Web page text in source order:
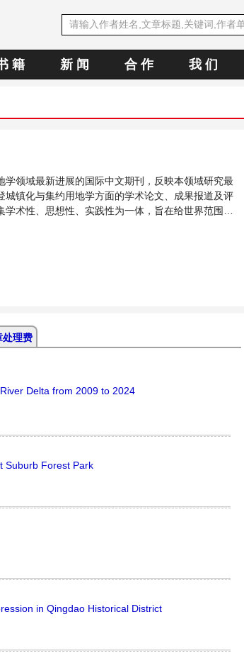
籍 新 闻 合 作 我 们
学领域最新进展的国际中文期刊，反映本领域研究最
镇化与集约用地学方面的学术论文、成果报道及评
术性、思想性、实践性为一体，旨在给世界范围内
约用地学领域内不同方向问题与发展的交...
处理费
Delta from 2009 to 2024
Suburb Forest Park
in Qingdao Historical District